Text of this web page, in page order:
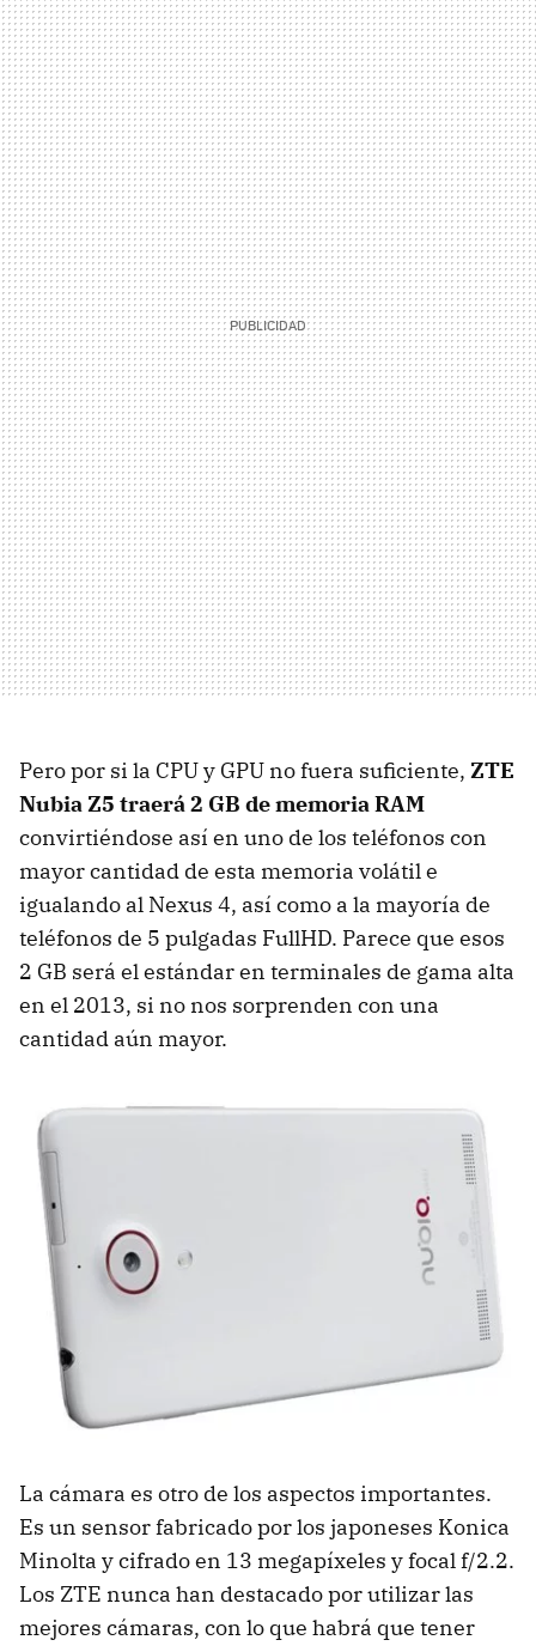
Pero por si la CPU y GPU no fuera suficiente, ZTE
Nubia Z5 traerá 2 GB de memoria RAM
convirtiéndose así en uno de los teléfonos con
mayor cantidad de esta memoria volátil e
igualando al Nexus 4, así como a la mayoría de
teléfonos de 5 pulgadas FullHD. Parece que esos
2 GB será el estándar en terminales de gama alta
en el 2013, si no nos sorprenden con una
cantidad aún mayor.
La cámara es otro de los aspectos importantes.
Es un sensor fabricado por los japoneses Konica
Minolta y cifrado en 13 megapíxeles y focal f/2.2.
Los ZTE nunca han destacado por utilizar las
mejores cámaras, con lo que habrá que tener